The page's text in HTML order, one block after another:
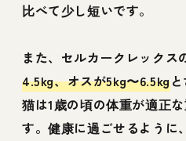
比べて少し短いです。
また、セルカークレックス
4.5kg、オスが5kg〜6.5kg
猫は1歳の頃の体重が適正
す。健康に過ごせるように